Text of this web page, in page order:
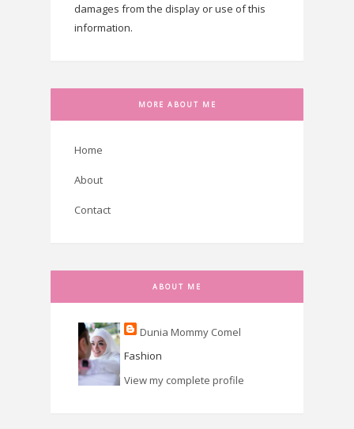
damages from the display or use of this
information.
MORE ABOUT ME
Home
About
Contact
ABOUT ME
Dunia Mommy Comel
Fashion
View my complete profile